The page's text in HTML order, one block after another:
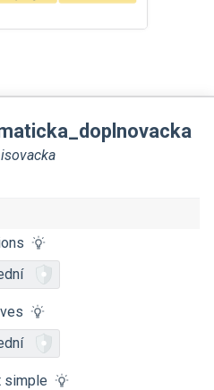
simple